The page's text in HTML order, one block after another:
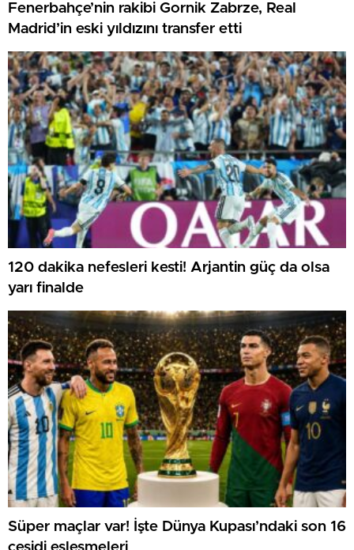
Fenerbahçe’nin rakibi Gornik Zabrze, Real
Madrid’in eski yıldızını transfer etti
120 dakika nefesleri kesti! Arjantin güç da olsa
yarı finalde
Süper maçlar var! İşte Dünya Kupası’ndaki son 16